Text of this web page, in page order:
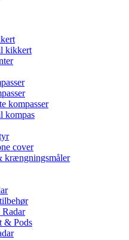
kikkert
kompasser
kompas
cover
krængningsmåler
& Pods